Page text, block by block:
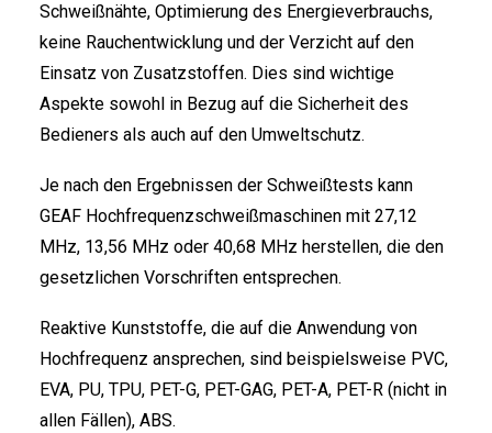
DEUTSCH
Schweißnähte, Optimierung des Energieverbrauchs,
keine Rauchentwicklung und der Verzicht auf den
Einsatz von Zusatzstoffen. Dies sind wichtige
Aspekte sowohl in Bezug auf die Sicherheit des
Bedieners als auch auf den Umweltschutz.
Je nach den Ergebnissen der Schweißtests kann
GEAF Hochfrequenzschweißmaschinen mit 27,12
MHz, 13,56 MHz oder 40,68 MHz herstellen, die den
gesetzlichen Vorschriften entsprechen.
Reaktive Kunststoffe, die auf die Anwendung von
Hochfrequenz ansprechen, sind beispielsweise PVC,
EVA, PU, TPU, PET-G, PET-GAG, PET-A, PET-R (nicht in
allen Fällen), ABS.